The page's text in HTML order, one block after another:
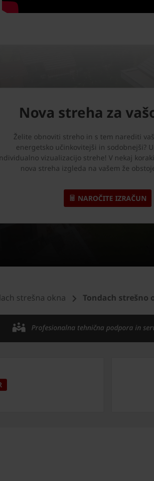
Nova streha za
Želite obnoviti streho in s tem narediti
energetsko učinkovitejši in sodobnejši?
vizualizacijo strehe! V nekaj
nova streha izgleda na vašem že
NAROČITE IZRAČUN
strešna okna Tondach strešno
Profesionalna tehnična podpora in